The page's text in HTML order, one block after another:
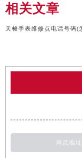
相关文章
网点地址